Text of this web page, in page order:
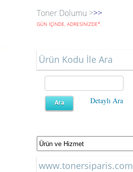
Toner Dolumu >>>
GÜN İÇİNDE, ADRESİNİZDE*.
Ürün Kodu İle Ara
Detaylı Ara
www.tonersiparis.com